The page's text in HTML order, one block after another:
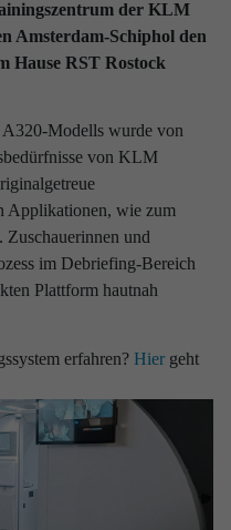
der KLM
Amsterdam-Schiphol den
Hause RST Rostock
Modells wurde von
von KLM
Applikationen, wie zum
Zuschauerinnen und
im Debriefing-Bereich
Plattform hautnah
erfahren? Hier geht
zu präzisieren und
über unser Unternehmen.
2022 2021